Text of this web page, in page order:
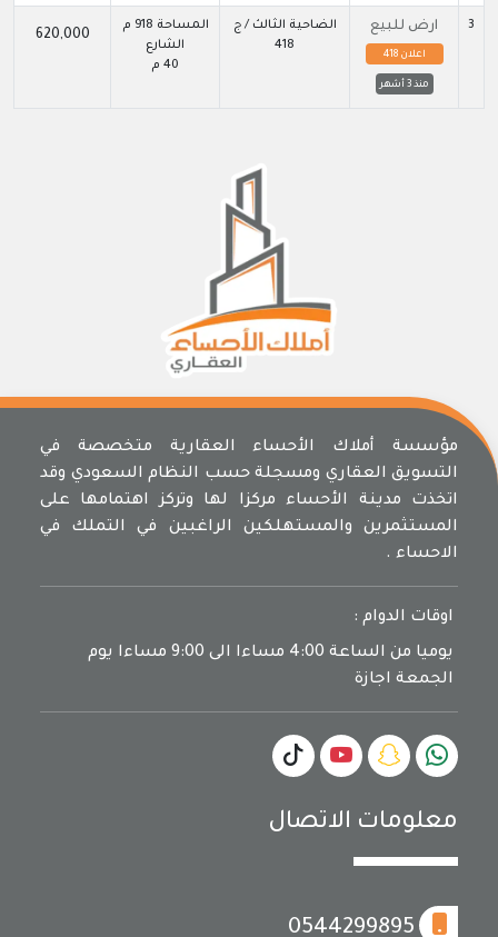
3 ارض للبيع
اعلان 418
منذ 3 أشهر
الضاحية الثالث / ج
418
المساحة 918 م
الشارع
40 م
620,000
مؤسسة أملاك الأحساء العقارية متخصصة في
التسويق العقاري ومسجلة حسب النظام السعودي وقد
اتخذت مدينة الأحساء مركزا لها وتركز اهتمامها على
المستثمرين والمستهلكين الراغبين في التملك في
الاحساء .
اوقات الدوام :
يوميا من الساعة 4:00 مساءا الى 9:00 مساءا يوم
الجمعة اجازة
معلومات الاتصال
0544299895